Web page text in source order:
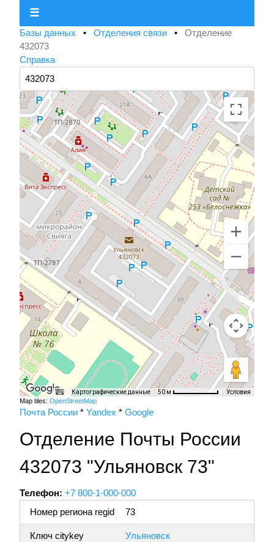
☰
Базы данных • Отделения связи • Отделение
432073
Справка
Картографические данные 50 м Условия
Map tiles: OpenStreetMap
Почта России * Yandex * Google
Отделение Почты России
432073 "Ульяновск 73"
Телефон: +7 800-1-000-000
Номер региона regid
73
Ключ citykey Ульяновск